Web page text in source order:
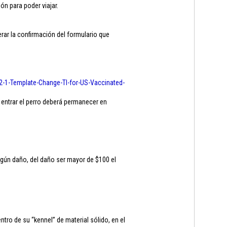
para poder viajar.
la confirmación del formulario que
1-Template-Change-TI-for-US-Vaccinated-
el perro deberá permanecer en
daño, del daño ser mayor de $100 el
de su “kennel” de material sólido, en el